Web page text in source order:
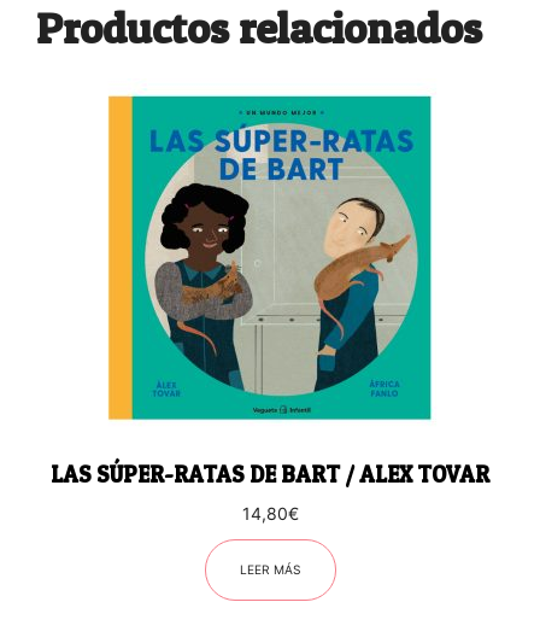
Productos relacionados
LAS SÚPER-RATAS DE BART / ALEX TOVAR
14,80€
LEER MÁS